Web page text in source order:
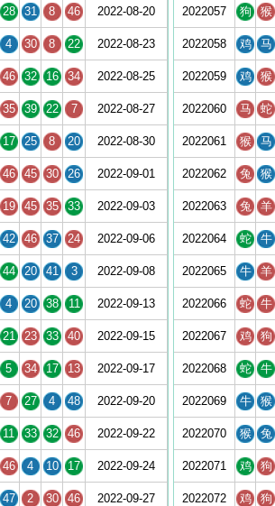
28 31 8 46 2022-08-20
4 30 8 22 2022-08-23
46 32 16 34 2022-08-25
35 39 22 7 2022-08-27
17 25 8 20 2022-08-30
46 45 30 26 2022-09-01
19 45 35 33 2022-09-03
42 46 37 24 2022-09-06
44 20 41 3 2022-09-08
4 20 38 11 2022-09-13
21 23 33 40 2022-09-15
5 34 17 13 2022-09-17
7 27 4 48 2022-09-20
11 33 32 46 2022-09-22
46 4 10 17 2022-09-24
47 2 30 46 2022-09-27
2022057 狗 猴
2022058 鸡 马
2022059 鸡 猴
2022060 马 蛇
2022061 猴 马
2022062 兔 猴
2022063 兔 羊
2022064 蛇 牛
2022065 牛 羊
2022066 蛇 牛
2022067 鸡 狗
2022068 蛇 牛
2022069 牛 猴
2022070 猴 兔
2022071 鸡 狗
2022072 鸡 狗